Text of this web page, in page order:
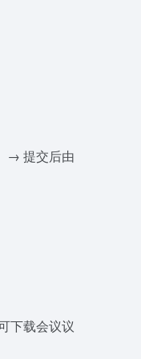
→ 提交后由
下载会议议